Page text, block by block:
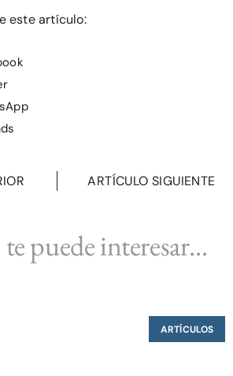
este artículo:
ARTÍCULO SIGUIENTE
puede interesar...
ARTÍCULOS